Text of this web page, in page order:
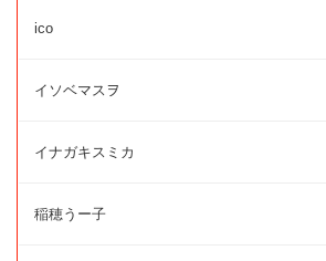
ico
イソベマスヲ
イナガキスミカ
稲穂うー子